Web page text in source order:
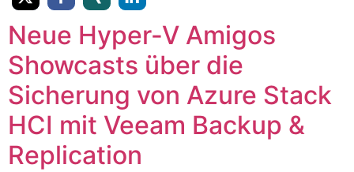
Neue Hyper-V Amigos
Showcasts über die
Sicherung von Azure Stack
HCI mit Veeam Backup &
Replication